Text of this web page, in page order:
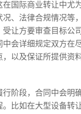
国际商业转让中尤
、法律合规情况等
让方要审查目标公
会详细规定双方在
以及保证所提供资
阶段，合同中会明
。比如在大型设备转